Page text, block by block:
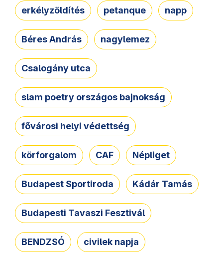
erkélyzöldítés petanque napp
Béres András nagylemez
Csalogány utca
slam poetry országos bajnokság
fővárosi helyi védettség
körforgalom CAF Népliget
Budapest Sportiroda Kádár Tamás
Budapesti Tavaszi Fesztivál
BENDZSÓ civilek napja